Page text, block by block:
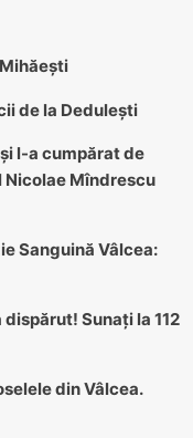
Mihăești
de la Dedulești
l-a cumpărat de
Nicolae Mîndrescu
Sanguină Vâlcea:
Sunați la 112
din Vâlcea.